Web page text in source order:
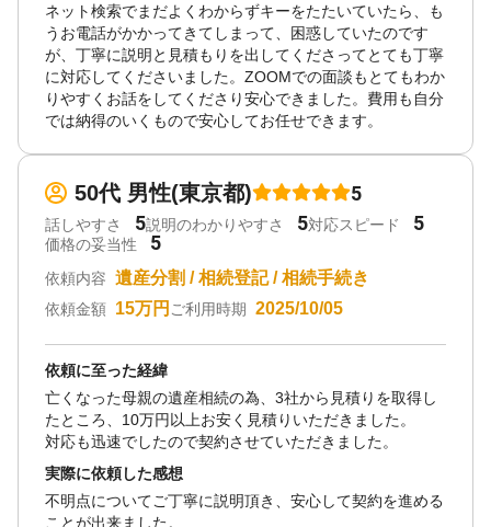
ネット検索でまだよくわからずキーをたたいていたら、も
うお電話がかかってきてしまって、困惑していたのです
が、丁寧に説明と見積もりを出してくださってとても丁寧
に対応してくださいました。ZOOMでの面談もとてもわか
りやすくお話をしてくださり安心できました。費用も自分
では納得のいくもので安心してお任せできます。
50代 男性(東京都) 5
話しやすさ 5説明のわかりやすさ 5対応スピード 5
価格の妥当性 5
依頼内容 遺産分割 / 相続登記 / 相続手続き
依頼金額 15万円 ご利用時期 2025/10/05
依頼に至った経緯
亡くなった母親の遺産相続の為、3社から見積りを取得し
たところ、10万円以上お安く見積りいただきました。
対応も迅速でしたので契約させていただきました。
実際に依頼した感想
不明点についてご丁寧に説明頂き、安心して契約を進める
ことが出来ました。